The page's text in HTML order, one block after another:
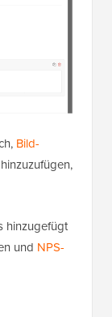
Bild-
hinzugefügt
und NPS-